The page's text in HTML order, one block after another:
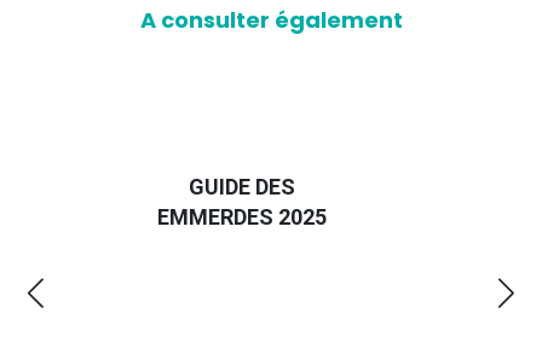
A consulter également
GUIDE DES
EMMERDES 2025